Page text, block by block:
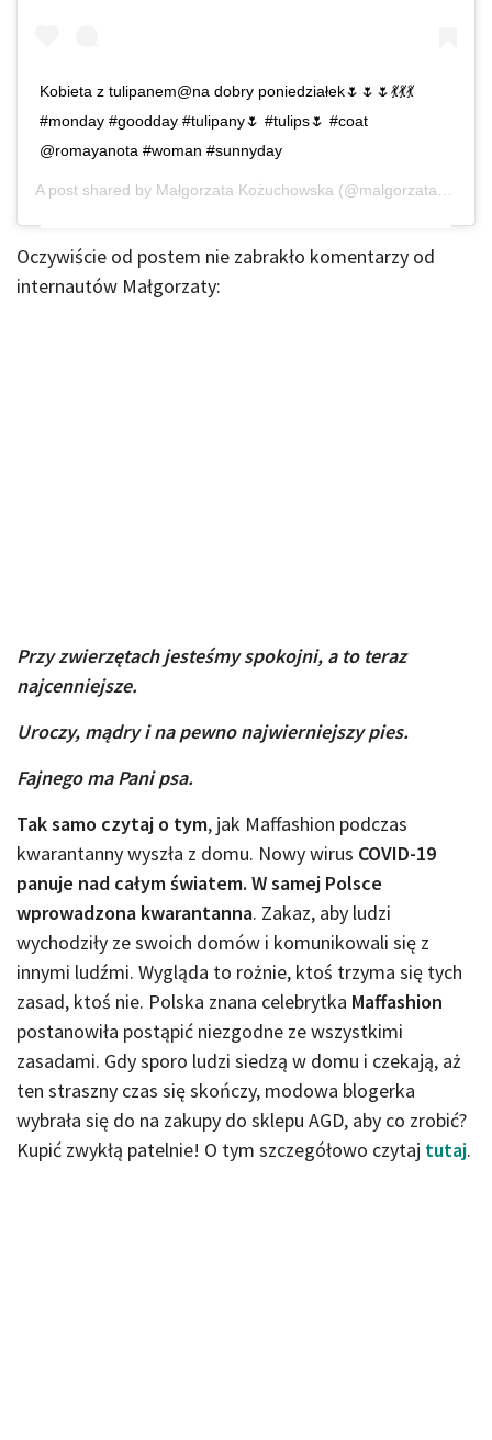
Kobieta z tulipanem@na dobry poniedziałek🌷🌷🌷💃💃💃
#monday #goodday #tulipany🌷 #tulips🌷 #coat
@romayanota #woman #sunnyday
A post shared by Małgorzata Kożuchowska (@malgorzatakozuchowska_) on
Oczywiście od postem nie zabrakło komentarzy od
internautów Małgorzaty:
Przy zwierzętach jesteśmy spokojni, a to teraz
najcenniejsze.
Uroczy, mądry i na pewno najwierniejszy pies.
Fajnego ma Pani psa.
Tak samo czytaj o tym, jak Maffashion podczas
kwarantanny wyszła z domu. Nowy wirus COVID-19
panuje nad całym światem. W samej Polsce
wprowadzona kwarantanna. Zakaz, aby ludzi
wychodziły ze swoich domów i komunikowali się z
innymi ludźmi. Wygląda to rożnie, ktoś trzyma się tych
zasad, ktoś nie. Polska znana celebrytka Maffashion
postanowiła postąpić niezgodne ze wszystkimi
zasadami. Gdy sporo ludzi siedzą w domu i czekają, aż
ten straszny czas się skończy, modowa blogerka
wybrała się do na zakupy do sklepu AGD, aby co zrobić?
Kupić zwykłą patelnie! O tym szczegółowo czytaj tutaj.